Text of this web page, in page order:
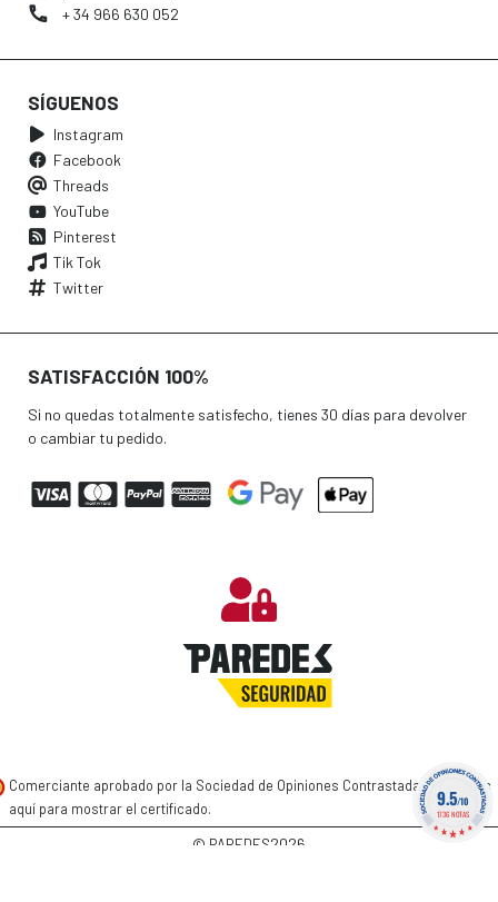
+ 34 966 630 052
SÍGUENOS
Instagram
Facebook
Threads
YouTube
Pinterest
Tik Tok
Twitter
SATISFACCIÓN 100%
Si no quedas totalmente satisfecho, tienes 30 días para devolver
o cambiar tu pedido.
Comerciante aprobado por la Sociedad de Opiniones Contrastadas, haga clic
aquí para mostrar el certificado.
© PAREDES2026
9.5/10
1736 NOTAS